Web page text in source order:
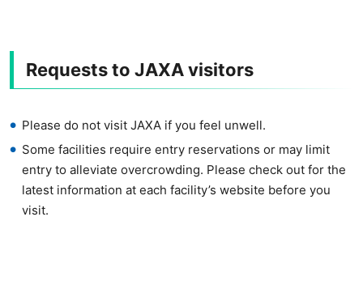
Requests to JAXA visitors
Please do not visit JAXA if you feel unwell.
Some facilities require entry reservations or may limit
entry to alleviate overcrowding. Please check out for the
latest information at each facility’s website before you
visit.